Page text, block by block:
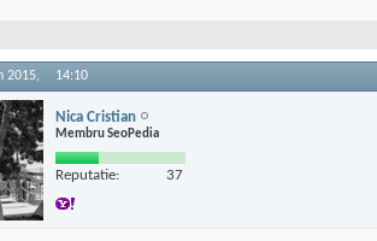
2015, 14:10
Nica Cristian
Membru SeoPedia
Reputatie: 37